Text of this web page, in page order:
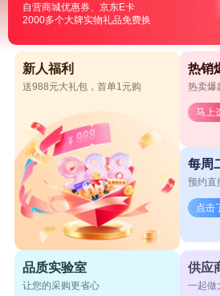
自营商城优惠券、京东E卡
2000多个大牌实物礼品免费换
新人福利
送988元大礼包，首单1元购
热销
热卖爆
马上
每周
预约直
点击
品质实验室
让您的采购更省心
供应
一起做